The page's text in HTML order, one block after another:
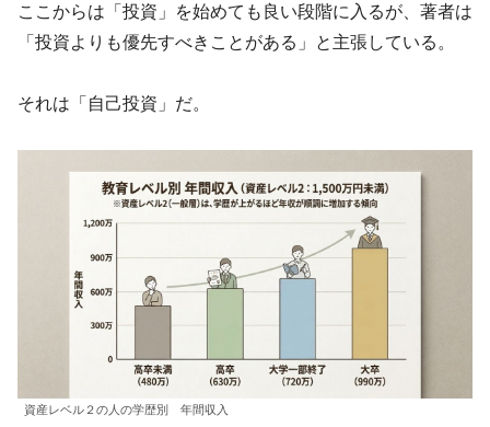
ここからは「投資」を始めても良い段階に入るが、著者は
「投資よりも優先すべきことがある」と主張している。
それは「自己投資」だ。
資産レベル２の人の学歴別 年間収入